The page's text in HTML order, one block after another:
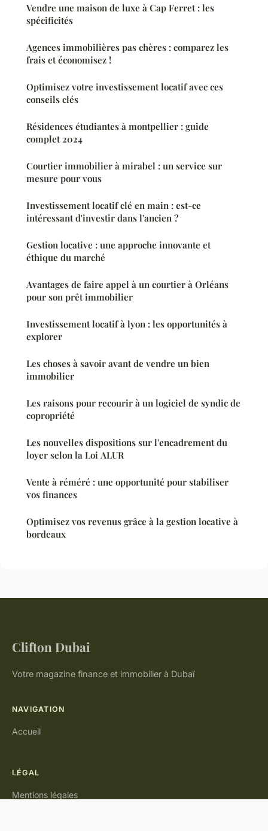
Vendre une maison de luxe à Cap Ferret : les
spécificités
Agences immobilières pas chères : comparez les
frais et économisez !
Optimisez votre investissement locatif avec ces
conseils clés
Résidences étudiantes à montpellier : guide
complet 2024
Courtier immobilier à mirabel : un service sur
mesure pour vous
Investissement locatif clé en main : est-ce
intéressant d'investir dans l'ancien ?
Gestion locative : une approche innovante et
éthique du marché
Avantages de faire appel à un courtier à Orléans
pour son prêt immobilier
Investissement locatif à lyon : les opportunités à
explorer
Les choses à savoir avant de vendre un bien
immobilier
Les raisons pour recourir à un logiciel de syndic de
copropriété
Les nouvelles dispositions sur l'encadrement du
loyer selon la Loi ALUR
Vente à réméré : une opportunité pour stabiliser
vos finances
Optimisez vos revenus grâce à la gestion locative à
bordeaux
Clifton Dubai
Votre magazine finance et immobilier à Dubaï
NAVIGATION
Accueil
LÉGAL
Mentions légales